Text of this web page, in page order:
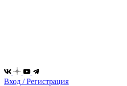
Вход / Регистрация